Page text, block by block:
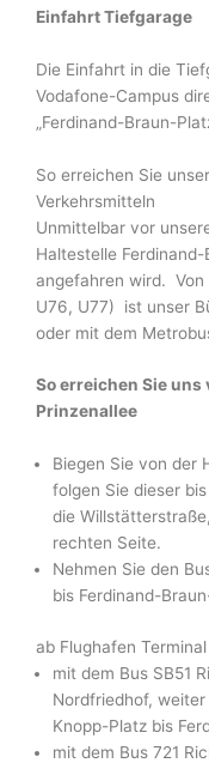
Einfahrt Tiefgarage
Die Einfahrt in die
Vodafone-Campus
„Ferdinand-Braun-
So erreichen Sie
Verkehrsmitteln
Unmittelbar vor
Haltestelle
angefahren wird. Von
U76, U77) ist unser
oder mit dem
So erreichen Sie uns
Prinzenallee
Biegen Sie von der
folgen Sie dieser
die
rechten Seite.
Nehmen Sie den
bis Ferdinand-
ab Flughafen Terminal
mit dem Bus SB51
Nordfriedhof,
Knopp-Platz bis
mit dem Bus 721